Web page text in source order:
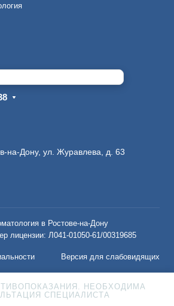
на-Дону, ул. Журавлева, д. 63
в Ростове-на-Дону
лицензии: Л041-01050-61/00319685
Версия для слабовидящих
НЕОБХОДИМА
СПЕЦИАЛИСТА